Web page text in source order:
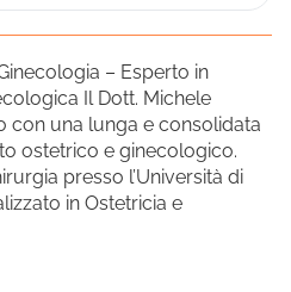
– Esperto in
Il Dott. Michele
con una lunga e consolidata
ostetrico e ginecologico.
presso l’Università di
in Ostetricia e